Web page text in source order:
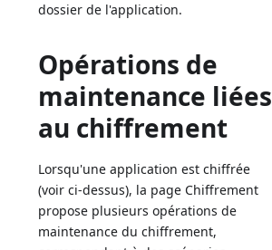
dossier de l'application.
Opérations de
maintenance liées
au chiffrement
Lorsqu'une application est chiffrée
(voir ci-dessus), la page Chiffrement
propose plusieurs opérations de
maintenance du chiffrement,